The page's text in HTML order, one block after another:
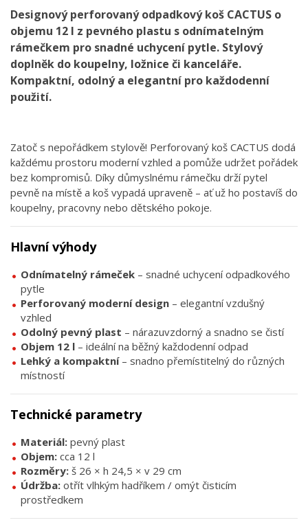
Designový perforovaný odpadkový koš CACTUS o
objemu 12 l z pevného plastu s odnímatelným
rámečkem pro snadné uchycení pytle. Stylový
doplněk do koupelny, ložnice či kanceláře.
Kompaktní, odolný a elegantní pro každodenní
použití.
Zatoč s nepořádkem stylově! Perforovaný koš CACTUS dodá
každému prostoru moderní vzhled a pomůže udržet pořádek
bez kompromisů. Díky důmyslnému rámečku drží pytel
pevně na místě a koš vypadá upraveně – ať už ho postavíš do
koupelny, pracovny nebo dětského pokoje.
Hlavní výhody
Odnímatelný rámeček – snadné uchycení odpadkového
pytle
Perforovaný moderní design – elegantní vzdušný
vzhled
Odolný pevný plast – nárazuvzdorný a snadno se čistí
Objem 12 l – ideální na běžný každodenní odpad
Lehký a kompaktní– snadno přemístitelný do různých
místností
Technické parametry
Materiál: pevný plast
Objem: cca 12 l
Rozměry: š 26 × h 24,5 × v 29 cm
Údržba: otřít vlhkým hadříkem / omýt čisticím
prostředkem